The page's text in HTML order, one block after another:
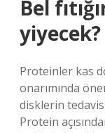
Bel
yiyecek?
Proteinler kas
onarımında
disklerin
Protein